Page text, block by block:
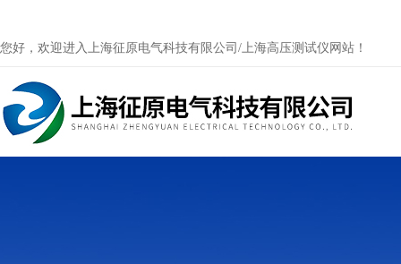
您好，欢迎进入上海征原电气科技有限公司/上海高压测试仪网站！